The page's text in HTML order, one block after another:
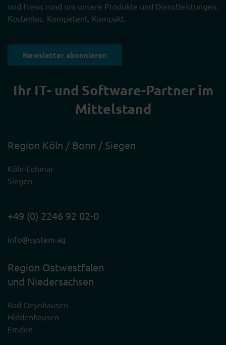
und News rund um unsere Produkte und Dienstleistungen.
Kostenlos. Kompetent. Kompakt.
Newsletter abonnieren
Ihr IT- und Software-Partner im
Mittelstand
Region Köln / Bonn / Siegen
Köln-Lohmar
Siegen
+49 (0) 2246 92 02-0
info@system.ag
Region Ostwestfalen
und Niedersachsen
Bad Oeynhausen
Hiddenhausen
Emden